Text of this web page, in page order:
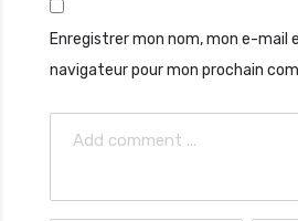
Enregistrer mon nom, mon e-mail
navigateur pour mon prochain